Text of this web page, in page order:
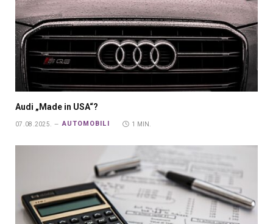
Audi „Made in USA“?
07.08.2025. AUTOMOBILI 1 MIN.